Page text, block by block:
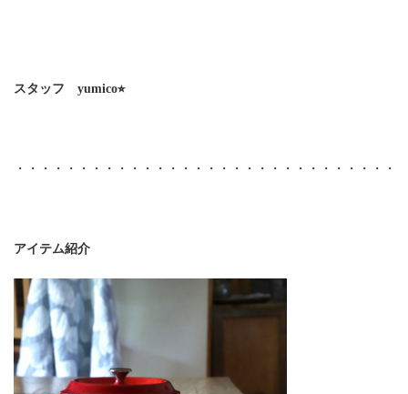
スタッフ yumico⭐︎
・・・・・・・・・・・・・・・・・・・・・・・・・・・・・・
アイテム紹介